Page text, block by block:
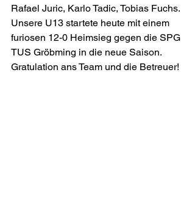
Rafael Juric, Karlo Tadic, Tobias Fuchs.
Unsere U13 startete heute mit einem
furiosen 12-0 Heimsieg gegen die SPG
TUS Gröbming in die neue Saison.
Gratulation ans Team und die Betreuer!